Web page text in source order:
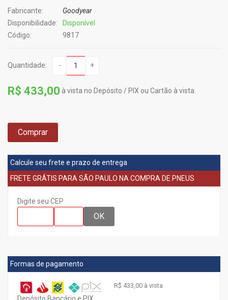
Fabricante:
Goodyear
Disponibilidade:
Disponível
Código:
9817
Quantidade: - +
R$ 433,00 à vista no Depósito / PIX ou Cartão à vista.
Comprar
Calcule seu frete e prazo de entrega
FRETE GRÁTIS PARA SÃO PAULO NA COMPRA DE PNEUS
Digite seu CEP
OK
Formas de pagamento
Depósito Bancário e PIX
R$ 433,00 à vista